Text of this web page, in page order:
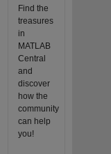
Find the
treasures
in
MATLAB
Central
and
discover
how the
community
can help
you!